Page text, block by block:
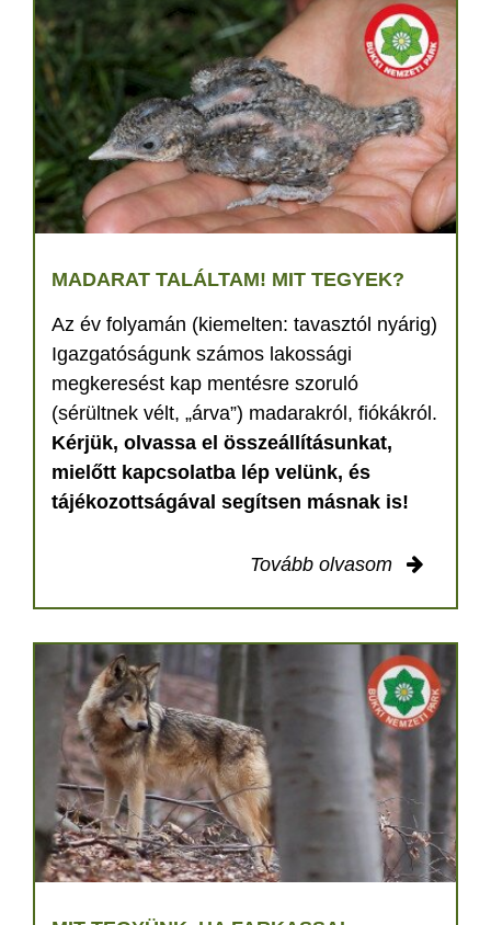
MADARAT TALÁLTAM! MIT TEGYEK?
Az év folyamán (kiemelten: tavasztól nyárig)
Igazgatóságunk számos lakossági
megkeresést kap mentésre szoruló
(sérültnek vélt, „árva”) madarakról, fiókákról.
Kérjük, olvassa el összeállításunkat,
mielőtt kapcsolatba lép velünk, és
tájékozottságával segítsen másnak is!
Tovább olvasom